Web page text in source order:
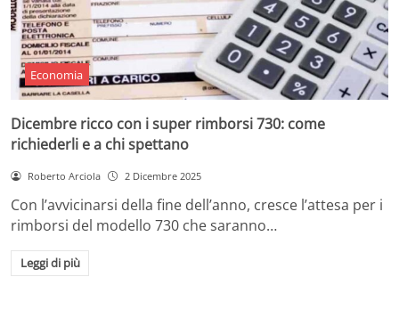
Economia
Dicembre ricco con i super rimborsi 730: come
richiederli e a chi spettano
Roberto Arciola 2 Dicembre 2025
Con l’avvicinarsi della fine dell’anno, cresce l’attesa per i
rimborsi del modello 730 che saranno…
Leggi di più